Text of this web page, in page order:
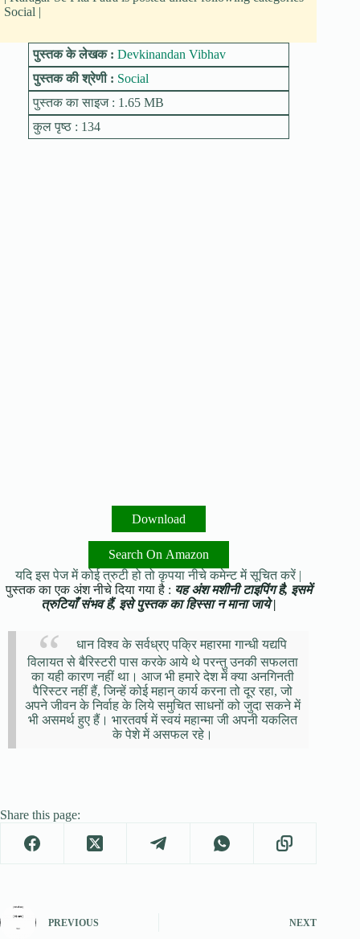
Social |
पुस्तक के लेखक : Devkinandan Vibhav
पुस्तक की श्रेणी : Social
पुस्तक का साइज : 1.65 MB
कुल पृष्ठ : 134
Download
Search On Amazon
यदि इस पेज में कोई त्रुटी हो तो कृपया नीचे कमेन्ट में सूचित करें |
पुस्तक का एक अंश नीचे दिया गया है : यह अंश मशीनी टाइपिंग है, इसमें
त्रुटियाँ संभव हैं, इसे पुस्तक का हिस्सा न माना जाये |
धान विश्व के सर्वध्रए पक्रि महारमा गान्धी यद्यपि
विलायत से बैरिस्टरी पास करके आये थे परन्तु उनकी सफलता
का यही कारण नहीं था। आज भी हमारे देश में क्या अनगिनती
पैरिस्टर नहीं हैं, जिन्हें कोई महान् कार्य करना तो दूर रहा, जो
अपने जीवन के निर्वाह के लिये समुचित साधनों को जुदा सकने में
भी असमर्थ हुए हैं। भारतवर्ष में स्वयं महान्मा जी अपनी यकलित
के पेशे में असफल रहे।
Share this page:
PREVIOUS NEXT